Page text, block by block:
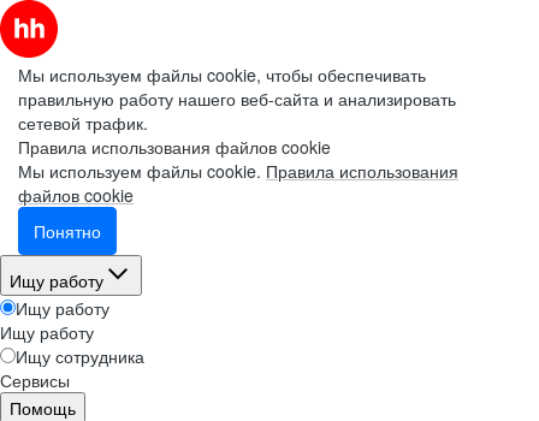
Мы используем файлы cookie, чтобы обеспечивать
правильную работу нашего веб-сайта и анализировать
сетевой трафик.
Правила использования файлов cookie
Мы используем файлы cookie. Правила использования
файлов cookie
Понятно
Ищу работу
Ищу работу
Ищу работу
Ищу сотрудника
Сервисы
Помощь